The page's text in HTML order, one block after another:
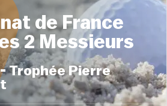
de France
2 Messieurs
Trophée Pierre